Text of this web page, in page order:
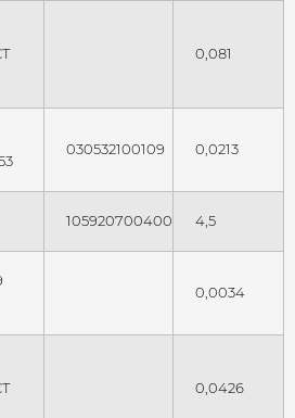
0,081
030532100109 0,0213
105920700400 4,5
0,0034
0,0426